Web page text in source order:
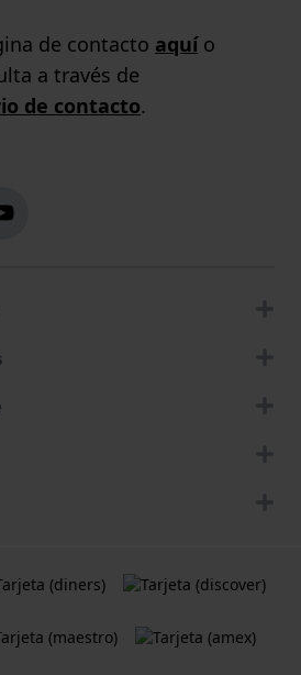
de contacto aquío
a través de
de contacto.